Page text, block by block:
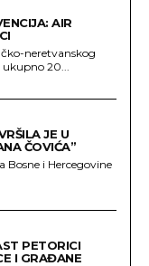
AIR
neretvanskog
20...
JE U
ČOVIĆA”
Bosne i Hercegovine
PETORICI
I GRAĐANE